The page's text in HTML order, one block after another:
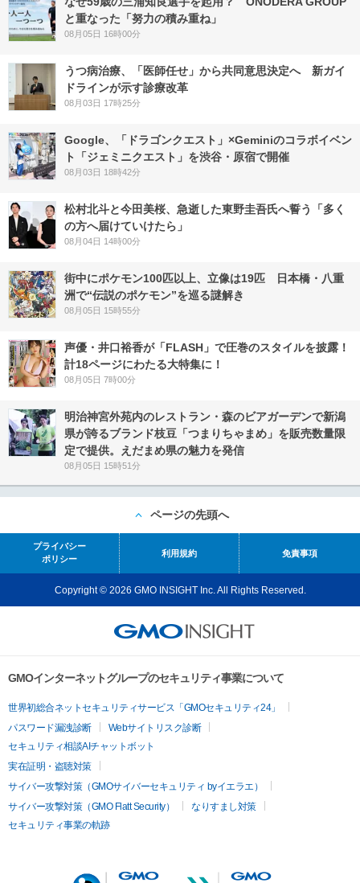
と重なった「努力の積み重ね」
08月05日 16時00分
うつ病治療、「医師任せ」から共同意思決定へ 新ガイ
ドラインが示す診療改革
08月03日 17時25分
Google、「ドラゴンクエスト」×Geminiのコラボイベン
ト「ジェミニクエスト」を渋谷・原宿で開催
08月03日 18時42分
松村北斗と今田美桜、急逝した東野圭吾氏へ誓う「多く
の方へ届けていけたら」
08月04日 14時00分
街中にポケモン100匹以上、立像は19匹 日本橋・八重
洲で“伝説のポケモン”を巡る謎解き
08月05日 15時55分
声優・井口裕香が「FLASH」で圧巻のスタイルを披露！
計18ページにわたる大特集に！
08月05日 7時00分
明治神宮外苑内のレストラン・森のビアガーデンで新潟
県が誇るブランド枝豆「つまりちゃまめ」を販売数量限
定で提供。えだまめ県の魅力を発信
08月05日 15時51分
ページの先頭へ
プライバシー
ポリシー
利用規約 免責事項
Copyright © 2026 GMO INSIGHT Inc. All Rights Reserved.
GMOインターネットグループのセキュリティ事業について
世界初総合ネットセキュリティサービス「GMOセキュリティ24」
パスワード漏洩診断
Webサイトリスク診断
セキュリティ相談AIチャットボット
実在証明・盗聴対策
サイバー攻撃対策（GMOサイバーセキュリティ byイエラエ）
サイバー攻撃対策（GMO Flatt Security）
なりすまし対策
セキュリティ事業の軌跡